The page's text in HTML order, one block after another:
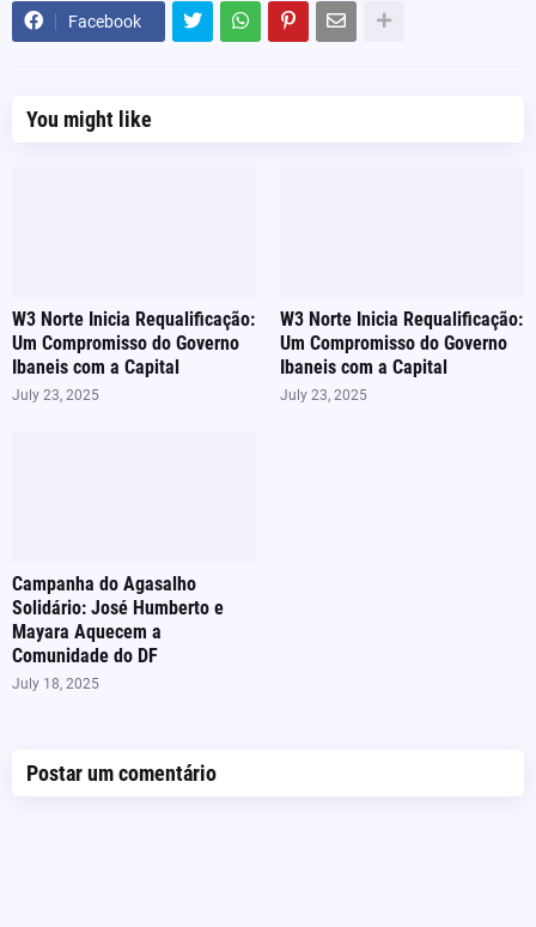
Facebook
You might like
W3 Norte Inicia Requalificação:
Um Compromisso do Governo
Ibaneis com a Capital
July 23, 2025
W3 Norte Inicia Requalificação:
Um Compromisso do Governo
Ibaneis com a Capital
July 23, 2025
Campanha do Agasalho
Solidário: José Humberto e
Mayara Aquecem a
Comunidade do DF
July 18, 2025
Postar um comentário